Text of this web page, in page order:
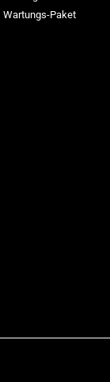
Wartungs-Paket